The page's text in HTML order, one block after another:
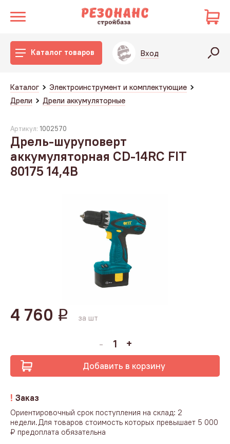
Каталог товаров Вход
Каталог
Электроинструмент и комплектующие
Дрели
Дрели аккумуляторные
Артикул: 1002570
Дрель-шуруповерт
аккумуляторная CD-14RC FIT
80175 14,4В
4 760 q за шт
Добавить в корзину
Заказ
Ориентировочный срок поступления на склад: 2
недели.Для товаров стоимость которых превышает 5 000
₽ предоплата обязательна